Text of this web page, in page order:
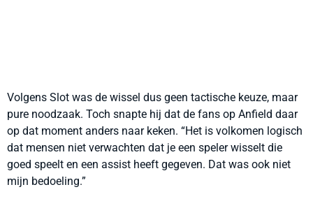
Volgens Slot was de wissel dus geen tactische keuze, maar
pure noodzaak. Toch snapte hij dat de fans op Anfield daar
op dat moment anders naar keken. “Het is volkomen logisch
dat mensen niet verwachten dat je een speler wisselt die
goed speelt en een assist heeft gegeven. Dat was ook niet
mijn bedoeling.”